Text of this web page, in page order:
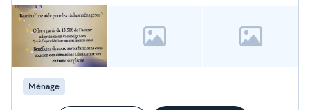
ménage minutieux, un repassage impeccable ou une
aide ponctuelle, nous sommes là pour vous simplifier la
vie ! Avec Logi' Clean tout s'illumine !
Ménage